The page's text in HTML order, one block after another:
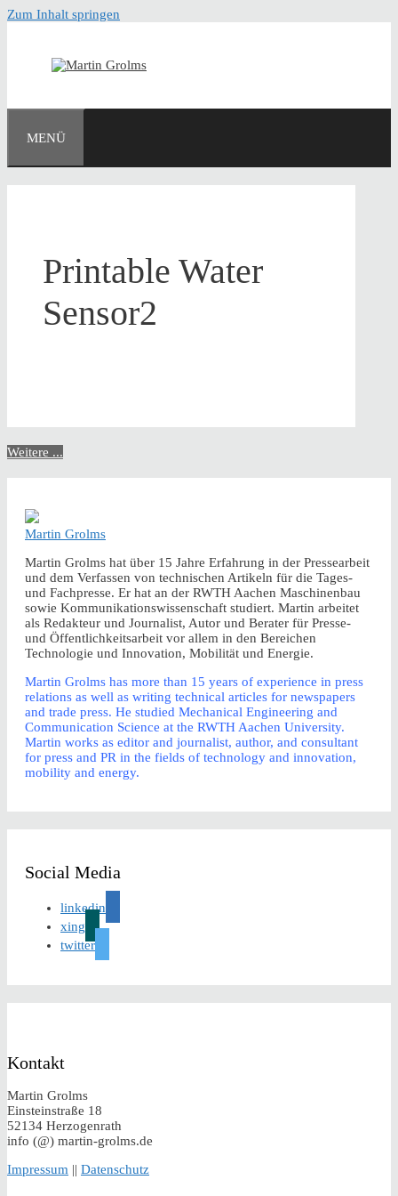
Zum Inhalt springen
MENÜ
Printable Water
Sensor2
Weitere ...
Martin Grolms
Martin Grolms hat über 15 Jahre Erfahrung in der Pressearbeit
und dem Verfassen von technischen Artikeln für die Tages-
und Fachpresse. Er hat an der RWTH Aachen Maschinenbau
sowie Kommunikationswissenschaft studiert. Martin arbeitet
als Redakteur und Journalist, Autor und Berater für Presse-
und Öffentlichkeitsarbeit vor allem in den Bereichen
Technologie und Innovation, Mobilität und Energie.
Martin Grolms has more than 15 years of experience in press
relations as well as writing technical articles for newspapers
and trade press. He studied Mechanical Engineering and
Communication Science at the RWTH Aachen University.
Martin works as editor and journalist, author, and consultant
for press and PR in the fields of technology and innovation,
mobility and energy.
Social Media
linkedin
xing
twitter
Kontakt
Martin Grolms
Einsteinstraße 18
52134 Herzogenrath
info (@) martin-grolms.de
Impressum || Datenschutz